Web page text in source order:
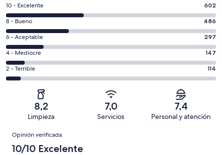
Evaluación:
10
-
Excelente.
602
de
1646
opiniones
10 - Excelente 602
Evaluación:
8
-
Bueno.
486
de
1646
opiniones
8 - Bueno 486
Evaluación:
6
-
Aceptable.
297
opiniones
6 - Aceptable 297
Evaluación:
4
-
4 - Mediocre 147
Evaluación:
2
1646
opiniones
2 - Terrible 114
8,2
Limpieza
7,0
Servicios
7,4
Personal y atención
Opiniones
Opinión verificada
10/10 Excelente